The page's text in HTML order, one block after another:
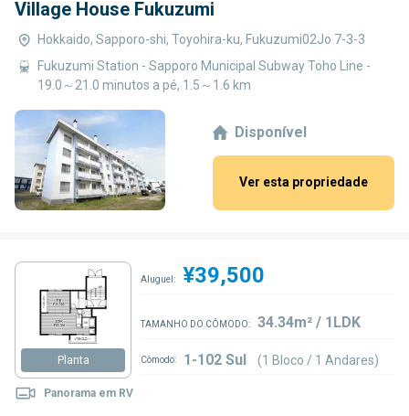
Village House Fukuzumi
Hokkaido, Sapporo-shi, Toyohira-ku, Fukuzumi02Jo 7-3-3
Fukuzumi Station - Sapporo Municipal Subway Toho Line -
19.0～21.0 minutos a pé, 1.5～1.6 km
Disponível
Ver esta propriedade
Planta
Panorama em RV
Aluguel: ¥39,500
TAMANHO DO CÔMODO: 34.34m² / 1LDK
Cômodo: 1-102 Sul (1 Bloco / 1 Andares)